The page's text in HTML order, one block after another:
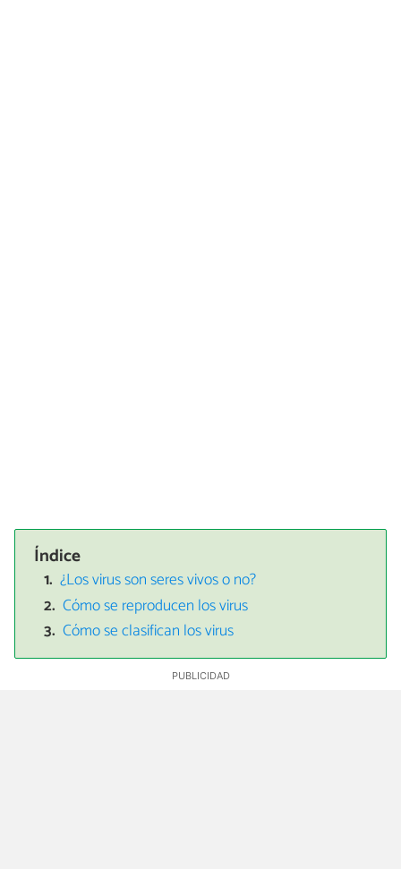
Índice
¿Los virus son seres vivos o no?
Cómo se reproducen los virus
Cómo se clasifican los virus